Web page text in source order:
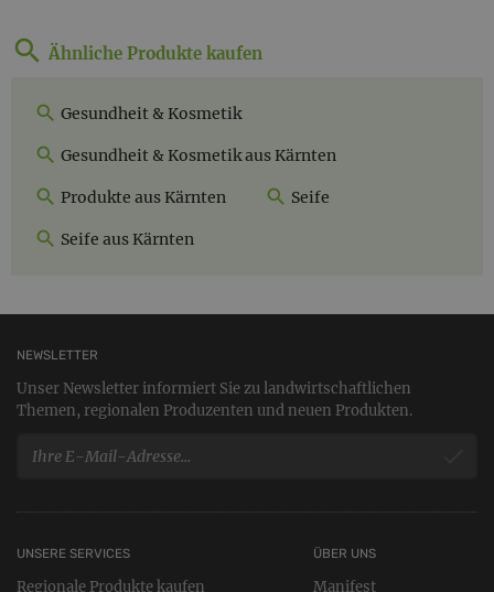
Ähnliche Produkte kaufen
Gesundheit & Kosmetik
Gesundheit & Kosmetik aus Kärnten
Produkte aus Kärnten Seife
Seife aus Kärnten
NEWSLETTER
Unser Newsletter informiert Sie zu landwirtschaftlichen
Themen, regionalen Produzenten und neuen Produkten.
UNSERE SERVICES
Regionale Produkte kaufen
ÜBER UNS
Manifest